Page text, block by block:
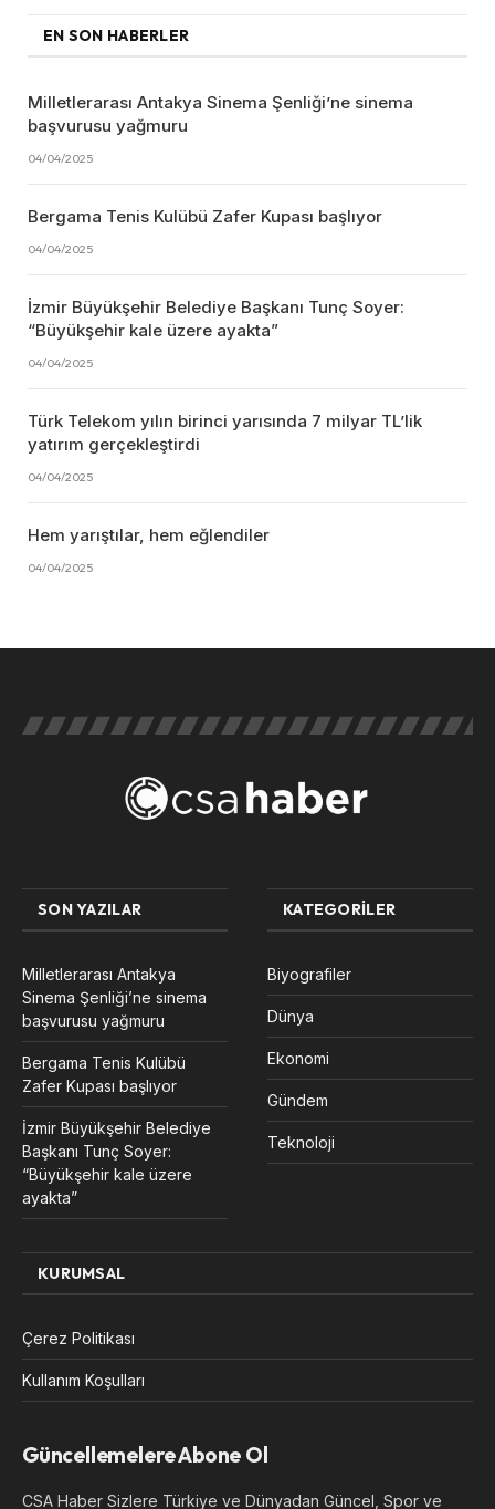
EN SON HABERLER
Milletlerarası Antakya Sinema Şenliği’ne sinema
başvurusu yağmuru
04/04/2025
Bergama Tenis Kulübü Zafer Kupası başlıyor
04/04/2025
İzmir Büyükşehir Belediye Başkanı Tunç Soyer:
“Büyükşehir kale üzere ayakta”
04/04/2025
Türk Telekom yılın birinci yarısında 7 milyar TL’lik
yatırım gerçekleştirdi
04/04/2025
Hem yarıştılar, hem eğlendiler
04/04/2025
SON YAZILAR
Milletlerarası Antakya
Sinema Şenliği’ne sinema
başvurusu yağmuru
Bergama Tenis Kulübü
Zafer Kupası başlıyor
İzmir Büyükşehir Belediye
Başkanı Tunç Soyer:
“Büyükşehir kale üzere
ayakta”
KATEGORILER
Biyografiler
Dünya
Ekonomi
Gündem
Teknoloji
KURUMSAL
Çerez Politikası
Kullanım Koşulları
Güncellemelere Abone Ol
CSA Haber Sizlere Türkiye ve Dünyadan Güncel, Spor ve